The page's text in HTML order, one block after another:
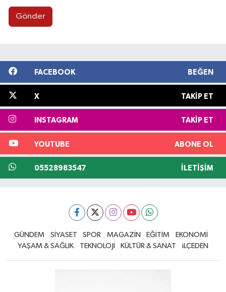
Gönder
FACEBOOK BEĞEN
X TAKIP ET
INSTAGRAM TAKIP ET
YOUTUBE ABONE OL
05528983547 İLETIŞIM
GÜNDEM SİYASET SPOR MAGAZİN EĞİTİM
EKONOMİ
YAŞAM & SAĞLIK
TEKNOLOJİ KÜLTÜR & SANAT iLÇEDEN